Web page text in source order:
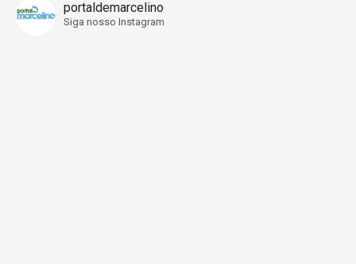
portaldemarcelino
Siga nosso Instagram